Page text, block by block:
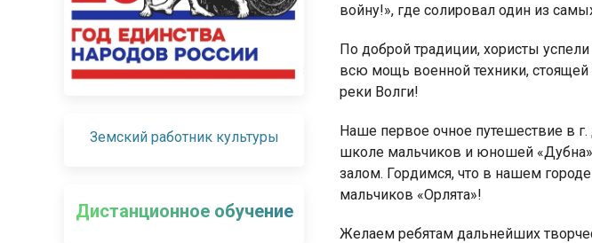
Земский работник культуры
Дистанционное обучение
войну!», где солировал один из
По доброй традиции, хористы
всю мощь военной техники,
реки Волги!
Наше первое очное путешествие в
школе мальчиков и юношей
залом. Гордимся, что в нашем
мальчиков «Орлята»!
Желаем ребятам дальнейших